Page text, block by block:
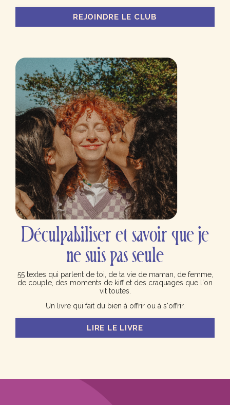
REJOINDRE LE CLUB
Déculpabiliser et savoir que je
ne suis pas seule
55 textes qui parlent de toi, de ta vie de maman, de femme,
de couple, des moments de kiff et des craquages que l'on
vit toutes.
Un livre qui fait du bien à offrir ou à s'offrir.
LIRE LE LIVRE